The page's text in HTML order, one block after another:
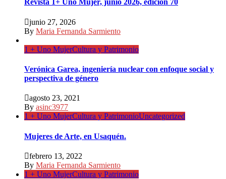
Revista 1+ Uno Mujer, junio 2026, edición 70
junio 27, 2026
By Maria Fernanda Sarmiento
1 + Uno MujerCultura y Patrimonio
Verónica Garea, ingeniería nuclear con enfoque social y
perspectiva de género
agosto 23, 2021
By asinc3977
1 + Uno MujerCultura y PatrimonioUncategorized
Mujeres de Arte, en Usaquén.
febrero 13, 2022
By Maria Fernanda Sarmiento
1 + Uno MujerCultura y Patrimonio